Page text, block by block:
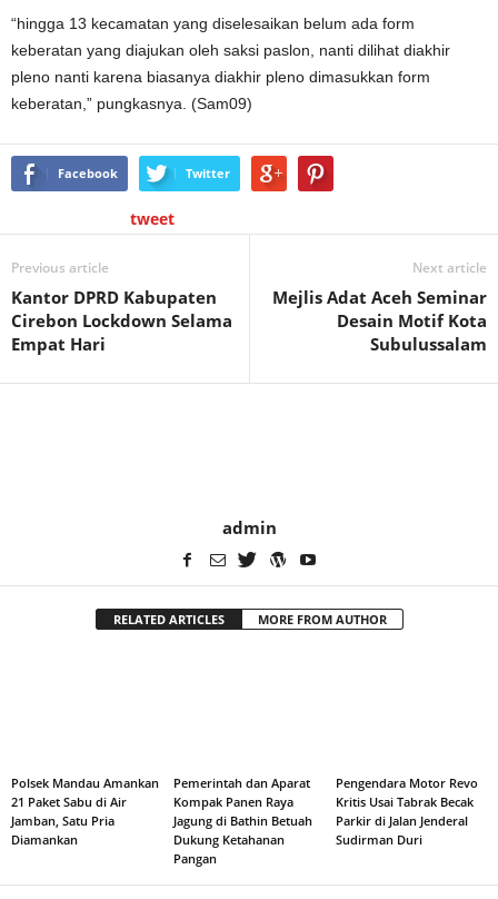
“hingga 13 kecamatan yang diselesaikan belum ada form
keberatan yang diajukan oleh saksi paslon, nanti dilihat diakhir
pleno nanti karena biasanya diakhir pleno dimasukkan form
keberatan,” pungkasnya. (Sam09)
Facebook Twitter
tweet
Previous article
Kantor DPRD Kabupaten
Cirebon Lockdown Selama
Empat Hari
Next article
Mejlis Adat Aceh Seminar
Desain Motif Kota
Subulussalam
admin
RELATED ARTICLES MORE FROM AUTHOR
Polsek Mandau Amankan
21 Paket Sabu di Air
Jamban, Satu Pria
Diamankan
Pemerintah dan Aparat
Kompak Panen Raya
Jagung di Bathin Betuah
Dukung Ketahanan
Pangan
Pengendara Motor Revo
Kritis Usai Tabrak Becak
Parkir di Jalan Jenderal
Sudirman Duri